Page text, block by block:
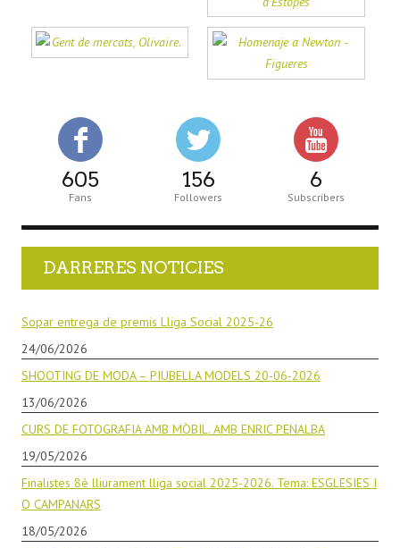
605
Fans
156
Followers
6
Subscribers
DARRERES NOTICIES
Sopar entrega de premis Lliga Social 2025-26
24/06/2026
SHOOTING DE MODA – PIUBELLA MODELS 20-06-2026
13/06/2026
CURS DE FOTOGRAFIA AMB MÒBIL. AMB ENRIC PENALBA
19/05/2026
Finalistes 8è lliurament lliga social 2025-2026. Tema: ESGLESIES I
O CAMPANARS
18/05/2026